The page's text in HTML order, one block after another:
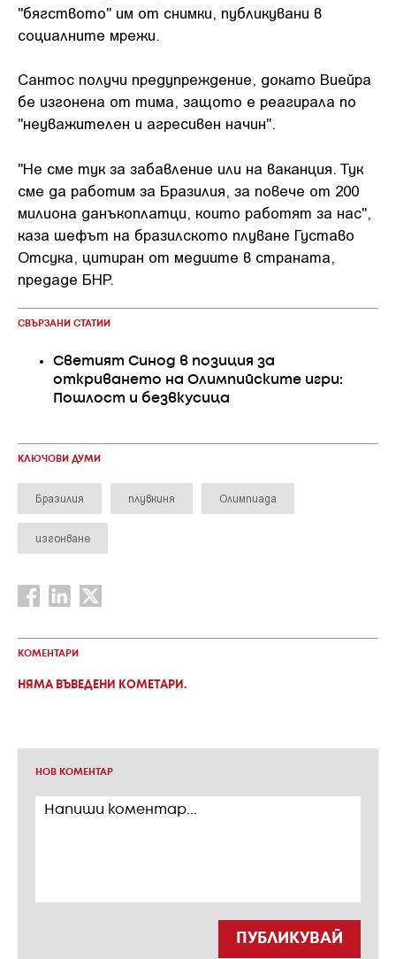
"бягството" им от снимки, публикувани в
социалните мрежи.
Сантос получи предупреждение, докато Виейра
бе изгонена от тима, защото е реагирала по
"неуважителен и агресивен начин".
"Не сме тук за забавление или на ваканция. Тук
сме да работим за Бразилия, за повече от 200
милиона данъкоплатци, които работят за нас",
каза шефът на бразилското плуване Густаво
Отсука, цитиран от медиите в страната,
предаде БНР.
СВЪРЗАНИ СТАТИИ
Светият Синод в позиция за
откриването на Олимпийските игри:
Пошлост и безвкусица
КЛЮЧОВИ ДУМИ
Бразилия плувкиня Олимпиада
изгонване
КОМЕНТАРИ
НЯМА ВЪВЕДЕНИ КОМЕТАРИ.
НОВ КОМЕНТАР
ПУБЛИКУВАЙ